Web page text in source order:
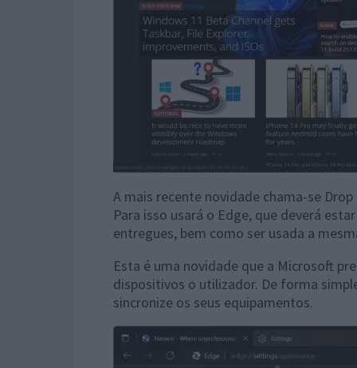
A mais recente novidade chama-se
Para isso usará o Edge, que deverá
entregues, bem como ser usada a
Esta é uma novidade que a Microsoft
dispositivos o utilizador. De forma
sincronize os seus equipamentos.